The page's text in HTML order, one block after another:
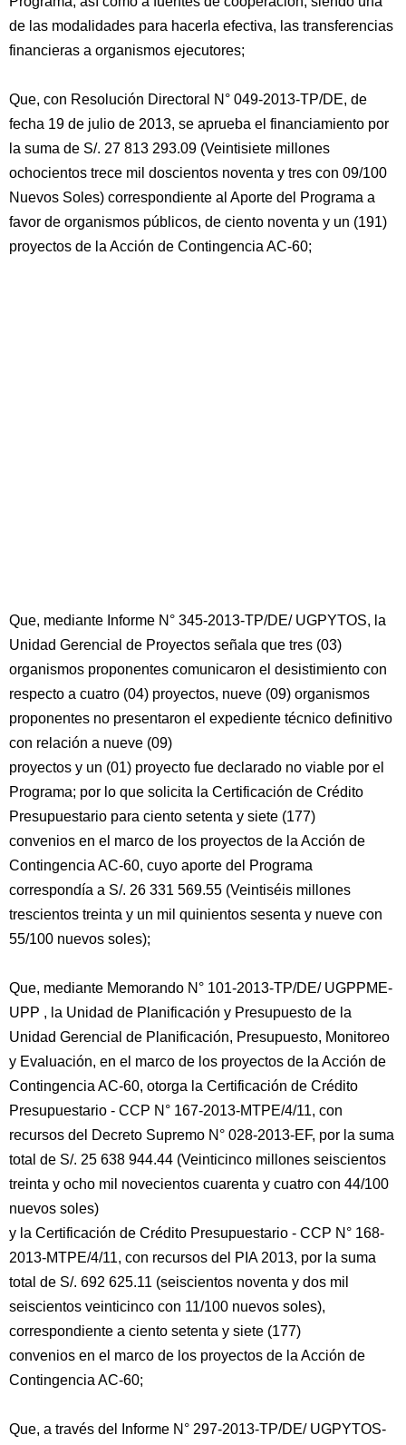
de las modalidades para hacerla efectiva, las transferencias
financieras a organismos ejecutores;
Que, con Resolución Directoral N° 049-2013-TP/DE, de
fecha 19 de julio de 2013, se aprueba el financiamiento por
la suma de S/. 27 813 293.09 (Veintisiete millones
ochocientos trece mil doscientos noventa y tres con 09/100
Nuevos Soles) correspondiente al Aporte del Programa a
favor de organismos públicos, de ciento noventa y un (191)
proyectos de la Acción de Contingencia AC-60;
Que, mediante Informe N° 345-2013-TP/DE/ UGPYTOS, la
Unidad Gerencial de Proyectos señala que tres (03)
organismos proponentes comunicaron el desistimiento con
respecto a cuatro (04) proyectos, nueve (09) organismos
proponentes no presentaron el expediente técnico definitivo
con relación a nueve (09)
proyectos y un (01) proyecto fue declarado no viable por el
Programa; por lo que solicita la Certificación de Crédito
Presupuestario para ciento setenta y siete (177)
convenios en el marco de los proyectos de la Acción de
Contingencia AC-60, cuyo aporte del Programa
correspondía a S/. 26 331 569.55 (Veintiséis millones
trescientos treinta y un mil quinientos sesenta y nueve con
55/100 nuevos soles);
Que, mediante Memorando N° 101-2013-TP/DE/ UGPPME-
UPP , la Unidad de Planificación y Presupuesto de la
Unidad Gerencial de Planificación, Presupuesto, Monitoreo
y Evaluación, en el marco de los proyectos de la Acción de
Contingencia AC-60, otorga la Certificación de Crédito
Presupuestario - CCP N° 167-2013-MTPE/4/11, con
recursos del Decreto Supremo N° 028-2013-EF, por la suma
total de S/. 25 638 944.44 (Veinticinco millones seiscientos
treinta y ocho mil novecientos cuarenta y cuatro con 44/100
nuevos soles)
y la Certificación de Crédito Presupuestario - CCP N° 168-
2013-MTPE/4/11, con recursos del PIA 2013, por la suma
total de S/. 692 625.11 (seiscientos noventa y dos mil
seiscientos veinticinco con 11/100 nuevos soles),
correspondiente a ciento setenta y siete (177)
convenios en el marco de los proyectos de la Acción de
Contingencia AC-60;
Que, a través del Informe N° 297-2013-TP/DE/ UGPYTOS-